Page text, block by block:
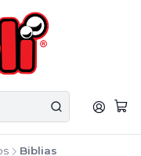
Biblias